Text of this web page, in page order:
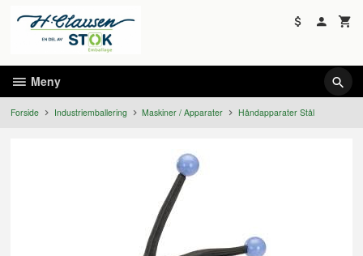
innholdet
Meny
Forside Industriemballering Maskiner / Apparater Håndapparater Stål